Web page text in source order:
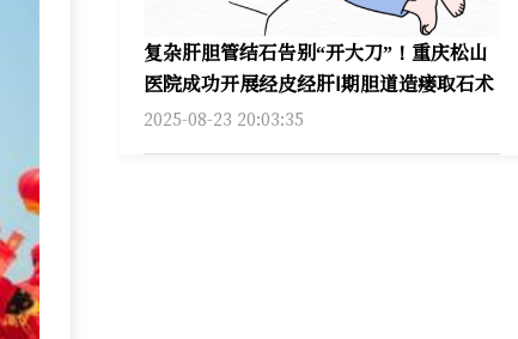
复杂肝胆管结石告别“开大刀”！重庆松山
医院成功开展经皮经肝Ⅰ期胆道造瘘取石术
2025-08-23 20:03:35